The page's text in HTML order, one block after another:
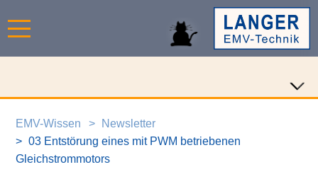
EMV-Wissen
Newsletter
03 Entstörung eines mit PWM betriebenen
Gleichstrommotors